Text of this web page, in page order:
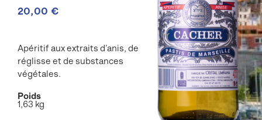
20,00 €
Apéritif aux extraits d’anis, de
réglisse et de substances
végétales.
Poids
1,63 kg